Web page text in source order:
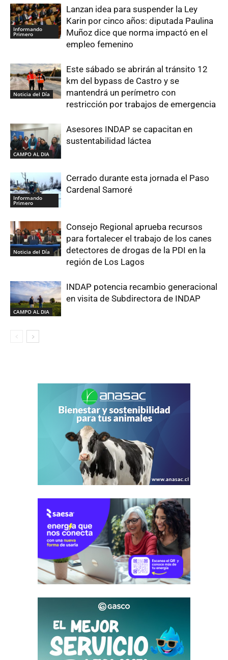
Informando
Primero
Lanzan idea para suspender la Ley
Karin por cinco años: diputada Paulina
Muñoz dice que norma impactó en el
empleo femenino
Noticia del Día
Este sábado se abrirán al tránsito 12
km del bypass de Castro y se
mantendrá un perímetro con
restricción por trabajos de emergencia
CAMPO AL DIA
Asesores INDAP se capacitan en
sustentabilidad láctea
Informando
Primero
Cerrado durante esta jornada el Paso
Cardenal Samoré
Noticia del Día
Consejo Regional aprueba recursos
para fortalecer el trabajo de los canes
detectores de drogas de la PDI en la
región de Los Lagos
CAMPO AL DIA
INDAP potencia recambio generacional
en visita de Subdirectora de INDAP